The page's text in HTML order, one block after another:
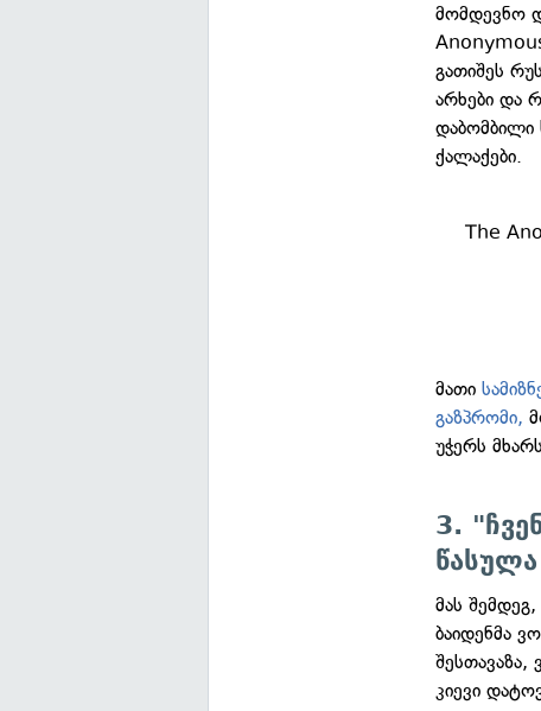
მომდევნო
გათიშეს
არხები და
დაბომბილი
ქალაქები.
The
მათი
გაზპრომი,
უჭერს
3.
წასულა
მას
ბაიდენმა
კიევი